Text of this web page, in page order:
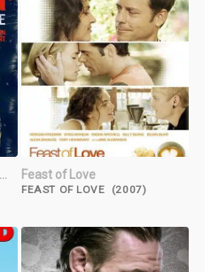
Feast of Love
FEAST OF LOVE (2007)